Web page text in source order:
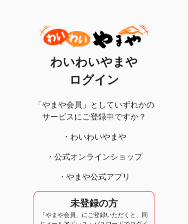
わいわいやまや
ログイン
「やまや会員」としていずれかの
サービスにご登録中ですか？
・わいわいやまや
・公式オンラインショップ
・やまや公式アプリ
未登録の方
「やまや会員」にご登録いただくと、同